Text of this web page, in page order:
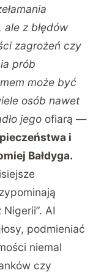
z błędów
zagrożeń czy
prób
może być
osób nawet
jego ofiarą —
i
Bałdyga.
AI
podmieniać
niemal
czy